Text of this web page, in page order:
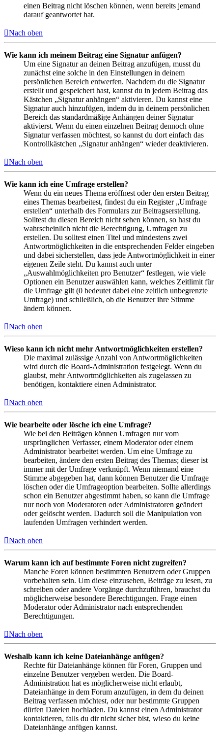
einen Beitrag nicht löschen können, wenn bereits jemand
darauf geantwortet hat.
Nach oben
Wie kann ich meinem Beitrag eine Signatur anfügen?
Um eine Signatur an deinen Beitrag anzufügen, musst du
zunächst eine solche in den Einstellungen in deinem
persönlichen Bereich entwerfen. Nachdem du die Signatur
erstellt und gespeichert hast, kannst du in jedem Beitrag das
Kästchen „Signatur anhängen“ aktivieren. Du kannst eine
Signatur auch hinzufügen, indem du in deinem persönlichen
Bereich das standardmäßige Anhängen deiner Signatur
aktivierst. Wenn du einen einzelnen Beitrag dennoch ohne
Signatur verfassen möchtest, so kannst du dort einfach das
Kontrollkästchen „Signatur anhängen“ wieder deaktivieren.
Nach oben
Wie kann ich eine Umfrage erstellen?
Wenn du ein neues Thema eröffnest oder den ersten Beitrag
eines Themas bearbeitest, findest du ein Register „Umfrage
erstellen“ unterhalb des Formulars zur Beitragserstellung.
Solltest du diesen Bereich nicht sehen können, so hast du
wahrscheinlich nicht die Berechtigung, Umfragen zu
erstellen. Du solltest einen Titel und mindestens zwei
Antwortmöglichkeiten in die entsprechenden Felder eingeben
und dabei sicherstellen, dass jede Antwortmöglichkeit in einer
eigenen Zeile steht. Du kannst auch unter
„Auswahlmöglichkeiten pro Benutzer“ festlegen, wie viele
Optionen ein Benutzer auswählen kann, welches Zeitlimit für
die Umfrage gilt (0 bedeutet dabei eine zeitlich unbegrenzte
Umfrage) und schließlich, ob die Benutzer ihre Stimme
ändern können.
Nach oben
Wieso kann ich nicht mehr Antwortmöglichkeiten erstellen?
Die maximal zulässige Anzahl von Antwortmöglichkeiten
wird durch die Board-Administration festgelegt. Wenn du
glaubst, mehr Antwortmöglichkeiten als zugelassen zu
benötigen, kontaktiere einen Administrator.
Nach oben
Wie bearbeite oder lösche ich eine Umfrage?
Wie bei den Beiträgen können Umfragen nur vom
ursprünglichen Verfasser, einem Moderator oder einem
Administrator bearbeitet werden. Um eine Umfrage zu
bearbeiten, ändere den ersten Beitrag des Themas; dieser ist
immer mit der Umfrage verknüpft. Wenn niemand eine
Stimme abgegeben hat, dann können Benutzer die Umfrage
löschen oder die Umfrageoption bearbeiten. Sollte allerdings
schon ein Benutzer abgestimmt haben, so kann die Umfrage
nur noch von Moderatoren oder Administratoren geändert
oder gelöscht werden. Dadurch soll die Manipulation von
laufenden Umfragen verhindert werden.
Nach oben
Warum kann ich auf bestimmte Foren nicht zugreifen?
Manche Foren können bestimmten Benutzern oder Gruppen
vorbehalten sein. Um diese einzusehen, Beiträge zu lesen, zu
schreiben oder andere Vorgänge durchzuführen, brauchst du
möglicherweise besondere Berechtigungen. Frage einen
Moderator oder Administrator nach entsprechenden
Berechtigungen.
Nach oben
Weshalb kann ich keine Dateianhänge anfügen?
Rechte für Dateianhänge können für Foren, Gruppen und
einzelne Benutzer vergeben werden. Die Board-
Administration hat es möglicherweise nicht erlaubt,
Dateianhänge in dem Forum anzufügen, in dem du deinen
Beitrag verfassen möchtest, oder nur bestimmte Gruppen
dürfen Dateien hochladen. Du kannst einen Administrator
kontaktieren, falls du dir nicht sicher bist, wieso du keine
Dateianhänge anfügen kannst.